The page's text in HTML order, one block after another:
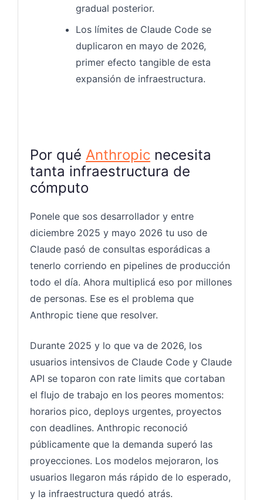
gradual posterior.
Los límites de Claude Code se
duplicaron en mayo de 2026,
primer efecto tangible de esta
expansión de infraestructura.
Por qué Anthropic necesita
tanta infraestructura de
cómputo
Ponele que sos desarrollador y entre
diciembre 2025 y mayo 2026 tu uso de
Claude pasó de consultas esporádicas a
tenerlo corriendo en pipelines de producción
todo el día. Ahora multiplicá eso por millones
de personas. Ese es el problema que
Anthropic tiene que resolver.
Durante 2025 y lo que va de 2026, los
usuarios intensivos de Claude Code y Claude
API se toparon con rate limits que cortaban
el flujo de trabajo en los peores momentos:
horarios pico, deploys urgentes, proyectos
con deadlines. Anthropic reconoció
públicamente que la demanda superó las
proyecciones. Los modelos mejoraron, los
usuarios llegaron más rápido de lo esperado,
y la infraestructura quedó atrás.